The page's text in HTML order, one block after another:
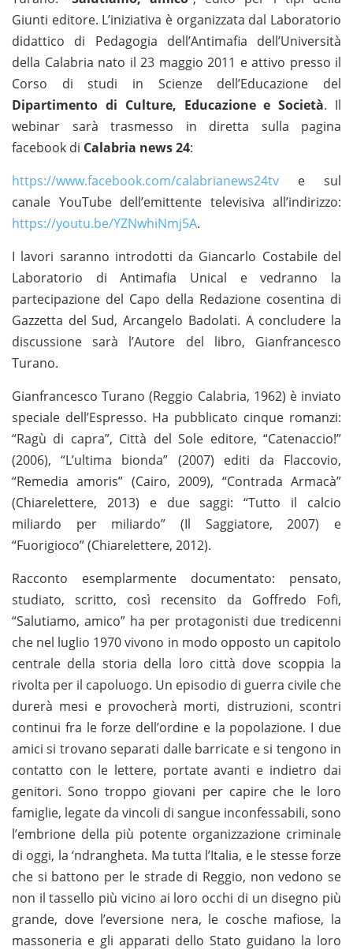
Giunti editore. L’iniziativa è organizzata dal Laboratorio
didattico di Pedagogia dell’Antimafia dell’Università
della Calabria nato il 23 maggio 2011 e attivo presso il
Corso di studi in Scienze dell’Educazione del
Dipartimento di Culture, Educazione e Società. Il
webinar sarà trasmesso in diretta sulla pagina
facebook di Calabria news 24:
https://www.facebook.com/calabrianews24tv e sul
canale YouTube dell’emittente televisiva all’indirizzo:
https://youtu.be/YZNwhiNmj5A.
I lavori saranno introdotti da Giancarlo Costabile del
Laboratorio di Antimafia Unical e vedranno la
partecipazione del Capo della Redazione cosentina di
Gazzetta del Sud, Arcangelo Badolati. A concludere la
discussione sarà l’Autore del libro, Gianfrancesco
Turano.
Gianfrancesco Turano (Reggio Calabria, 1962) è inviato
speciale dell’Espresso. Ha pubblicato cinque romanzi:
“Ragù di capra”, Città del Sole editore, “Catenaccio!”
(2006), “L’ultima bionda” (2007) editi da Flaccovio,
“Remedia amoris” (Cairo, 2009), “Contrada Armacà”
(Chiarelettere, 2013) e due saggi: “Tutto il calcio
miliardo per miliardo” (Il Saggiatore, 2007) e
“Fuorigioco” (Chiarelettere, 2012).
Racconto esemplarmente documentato: pensato,
studiato, scritto, così recensito da Goffredo Fofi,
“Salutiamo, amico” ha per protagonisti due tredicenni
che nel luglio 1970 vivono in modo opposto un capitolo
centrale della storia della loro città dove scoppia la
rivolta per il capoluogo. Un episodio di guerra civile che
durerà mesi e provocherà morti, distruzioni, scontri
continui fra le forze dell’ordine e la popolazione. I due
amici si trovano separati dalle barricate e si tengono in
contatto con le lettere, portate avanti e indietro dai
genitori. Sono troppo giovani per capire che le loro
famiglie, legate da vincoli di sangue inconfessabili, sono
l’embrione della più potente organizzazione criminale
di oggi, la ‘ndrangheta. Ma tutta l’Italia, e le stesse forze
che si battono per le strade di Reggio, non vedono se
non il tassello più vicino ai loro occhi di un disegno più
grande, dove l’eversione nera, le cosche mafiose, la
massoneria e gli apparati dello Stato guidano la loro